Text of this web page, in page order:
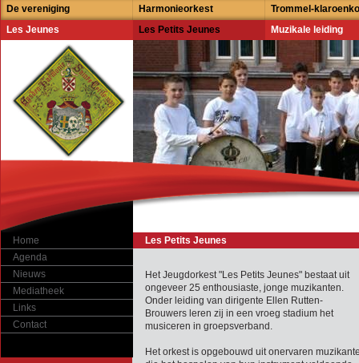
De vereniging Harmonieorkest
Trommel-
Les Jeunes
Les Petits Jeunes Muzikale leiding
Home
Agenda
Nieuws
Mediatheek
Links
Contact
Les Petits Jeunes
Het Jeugdorkest "Les Petits Jeunes" bestaat uit
ongeveer 25 enthousiaste, jonge muzikanten.
Onder leiding van dirigente Ellen Rutten-
Brouwers leren zij in een vroeg stadium het
musiceren in groepsverband.
Het orkest is opgebouwd uit onervaren